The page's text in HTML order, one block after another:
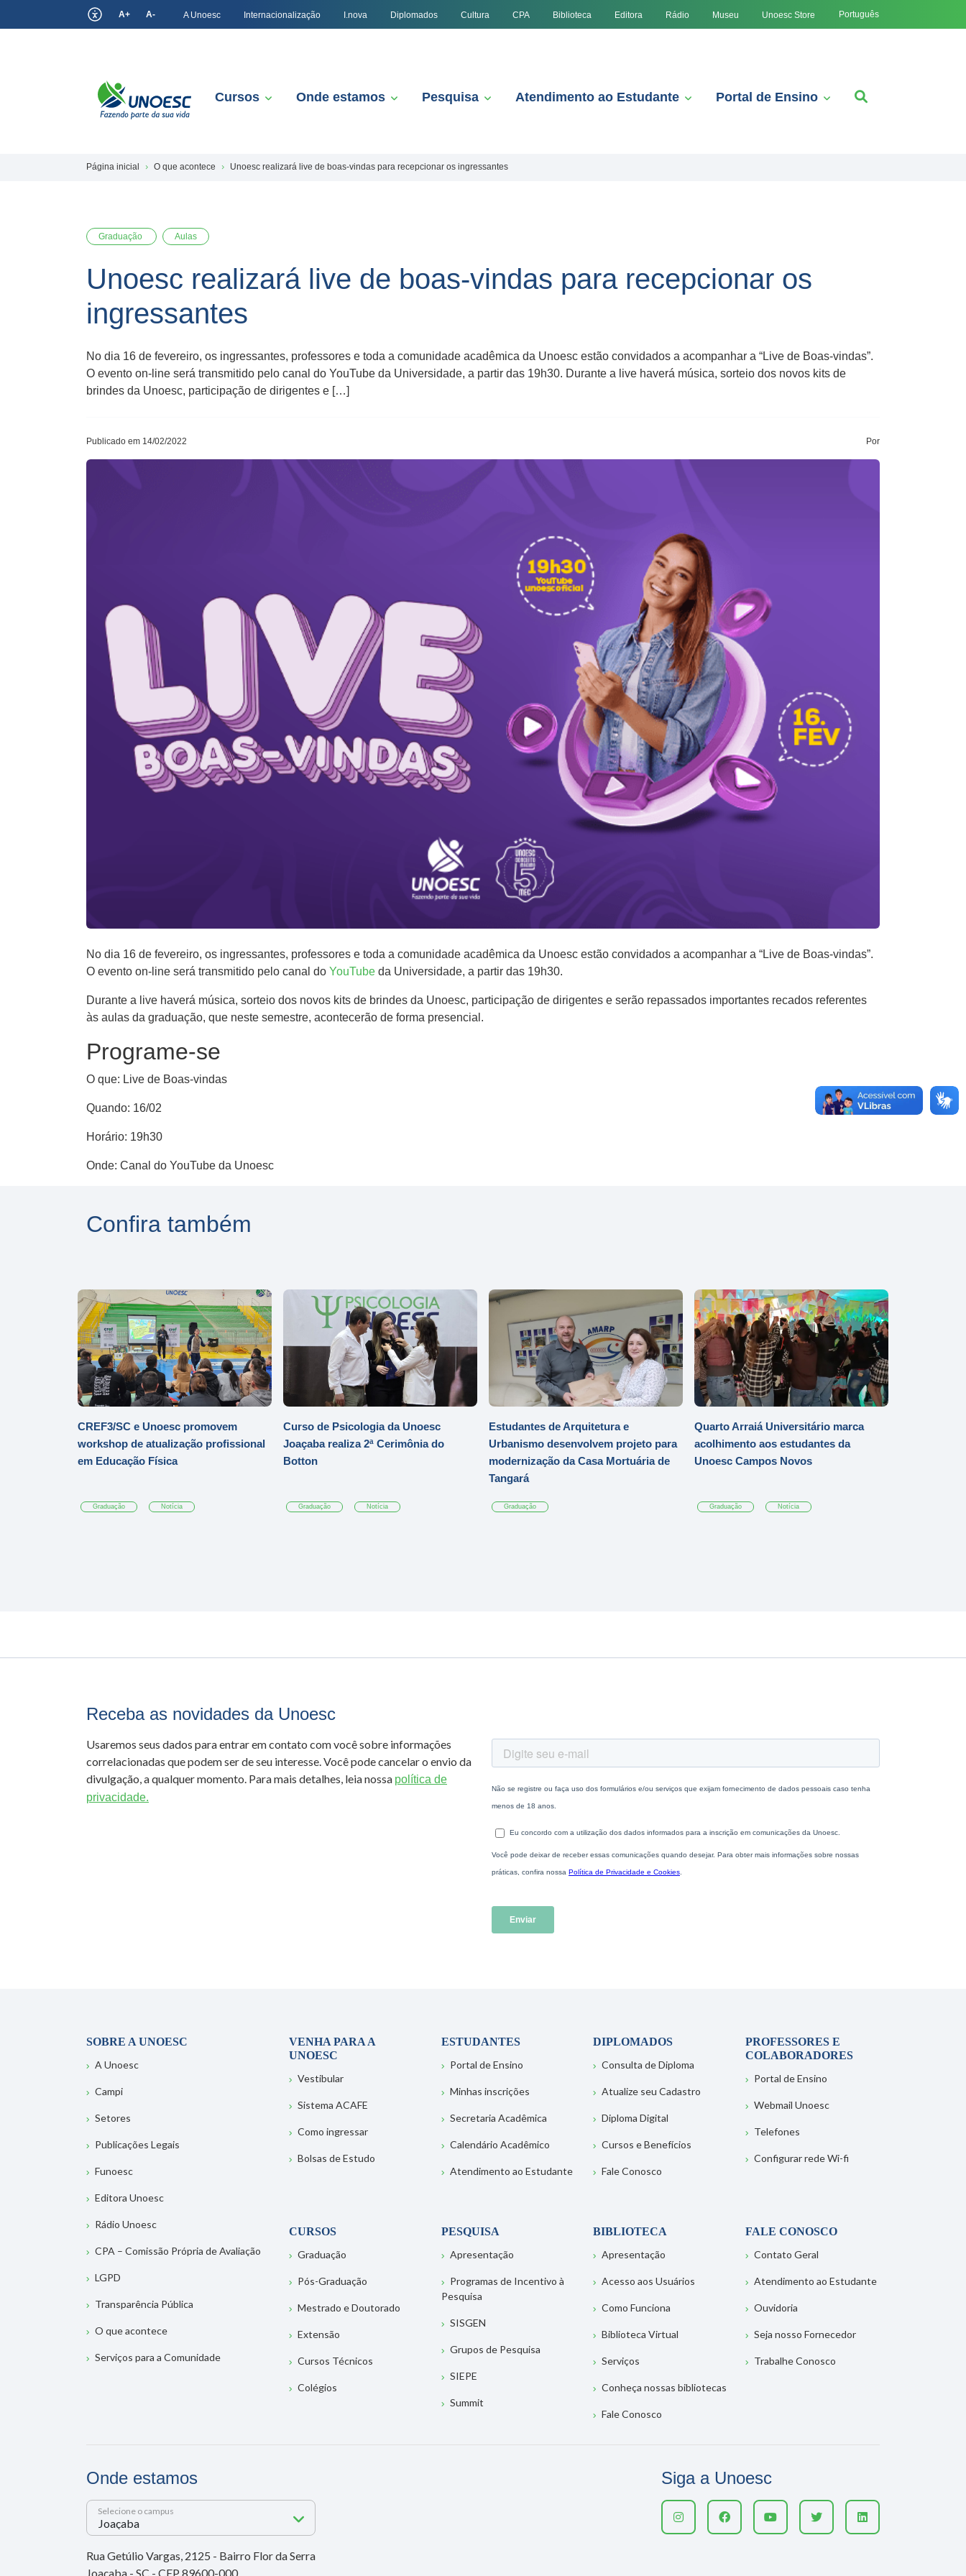
A+ A- A Unoesc Internacionalização I.nova Diplomados Cultura CPA Biblioteca Editora Rádio Museu Unoesc Store Português
Cursos Onde estamos Pesquisa Atendimento ao Estudante Portal de Ensino
Página inicial O que acontece Unoesc realizará live de boas-vindas para recepcionar os ingressantes
Graduação Aulas
Unoesc realizará live de boas-vindas para recepcionar os
ingressantes
No dia 16 de fevereiro, os ingressantes, professores e toda a comunidade acadêmica da Unoesc estão convidados a acompanhar a “Live de Boas-vindas”.
O evento on-line será transmitido pelo canal do YouTube da Universidade, a partir das 19h30. Durante a live haverá música, sorteio dos novos kits de
brindes da Unoesc, participação de dirigentes e […]
Publicado em 14/02/2022 Por
No dia 16 de fevereiro, os ingressantes, professores e toda a comunidade acadêmica da Unoesc estão convidados a acompanhar a “Live de Boas-vindas”.
O evento on-line será transmitido pelo canal do YouTube da Universidade, a partir das 19h30.
Durante a live haverá música, sorteio dos novos kits de brindes da Unoesc, participação de dirigentes e serão repassados importantes recados referentes
às aulas da graduação, que neste semestre, acontecerão de forma presencial.
Programe-se
O que: Live de Boas-vindas
Quando: 16/02
Horário: 19h30
Onde: Canal do YouTube da Unoesc
Confira também
CREF3/SC e Unoesc promovem
workshop de atualização profissional
em Educação Física
Graduação Notícia
Curso de Psicologia da Unoesc
Joaçaba realiza 2ª Cerimônia do
Botton
Graduação Notícia
Estudantes de Arquitetura e
Urbanismo desenvolvem projeto para
modernização da Casa Mortuária de
Tangará
Graduação
Quarto Arraiá Universitário marca
acolhimento aos estudantes da
Unoesc Campos Novos
Graduação Notícia
Receba as novidades da Unoesc
Usaremos seus dados para entrar em contato com você sobre informações
correlacionadas que podem ser de seu interesse. Você pode cancelar o envio da
divulgação, a qualquer momento. Para mais detalhes, leia nossa política de
privacidade.
SOBRE A UNOESC
A Unoesc
Campi
Setores
Publicações Legais
Funoesc
Editora Unoesc
Rádio Unoesc
CPA – Comissão Própria de Avaliação
LGPD
Transparência Pública
O que acontece
Serviços para a Comunidade
VENHA PARA A
UNOESC
Vestibular
Sistema ACAFE
Como ingressar
Bolsas de Estudo
ESTUDANTES
Portal de Ensino
Minhas inscrições
Secretaria Acadêmica
Calendário Acadêmico
Atendimento ao Estudante
DIPLOMADOS
Consulta de Diploma
Atualize seu Cadastro
Diploma Digital
Cursos e Benefícios
Fale Conosco
PROFESSORES E
COLABORADORES
Portal de Ensino
Webmail Unoesc
Telefones
Configurar rede Wi-fi
CURSOS
Graduação
Pós-Graduação
Mestrado e Doutorado
Extensão
Cursos Técnicos
Colégios
PESQUISA
Apresentação
Programas de Incentivo à
Pesquisa
SISGEN
Grupos de Pesquisa
SIEPE
Summit
BIBLIOTECA
Apresentação
Acesso aos Usuários
Como Funciona
Biblioteca Virtual
Serviços
Conheça nossas bibliotecas
Fale Conosco
FALE CONOSCO
Contato Geral
Atendimento ao Estudante
Ouvidoria
Seja nosso Fornecedor
Trabalhe Conosco
Onde estamos
Selecione o campus
Rua Getúlio Vargas, 2125 - Bairro Flor da Serra
Joaçaba - SC - CEP 89600-000
Siga a Unoesc